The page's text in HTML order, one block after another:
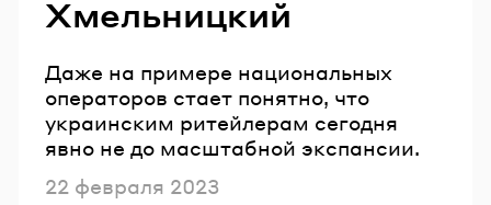
Хмельницкий
Даже на примере национальных
операторов стает понятно, что
украинским ритейлерам сегодня
явно не до масштабной экспансии.
Опубликовано
22 февраля 2023